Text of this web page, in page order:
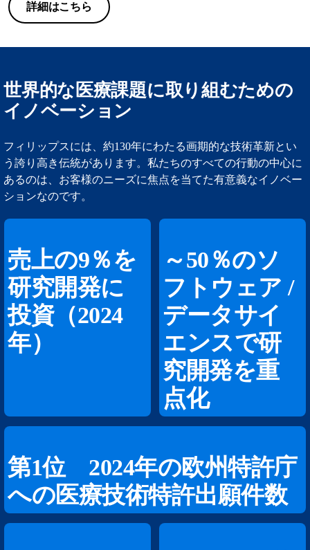
詳細はこちら
世界的な医療課題に取り組むための
イノベーション
フィリップスには、約130年にわたる画期的な技術革新とい
う誇り高き伝統があります。私たちのすべての行動の中心に
あるのは、お客様のニーズに焦点を当てた有意義なイノベー
ションなのです。
売上の9％を
研究開発に
投資（2024
年）
～50％のソ
フトウェア /
データサイ
エンスで研
究開発を重
点化
第1位 2024年の欧州特許庁
への医療技術特許出願件数